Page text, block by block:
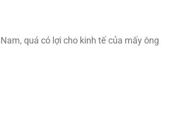
quá có lợi cho kinh tế của mấy ông